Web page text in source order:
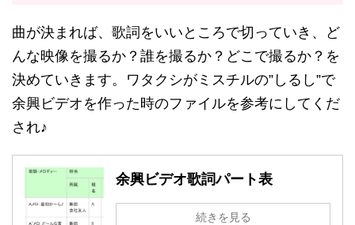
曲が決まれば、歌詞をいいところで切っていき、ど
んな映像を撮るか？誰を撮るか？どこで撮るか？を
決めていきます。ワタクシがミスチルの”しるし”で
余興ビデオを作った時のファイルを参考にしてくだ
され♪
余興ビデオ歌詞パート表
続きを見る